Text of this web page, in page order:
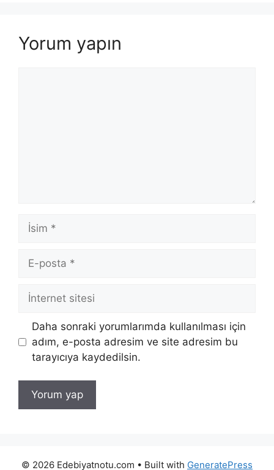
Yorum yapın
İsim
posta
İnternet
sitesi
Daha sonraki yorumlarımda kullanılması için
adım, e-posta adresim ve site adresim bu
tarayıcıya kaydedilsin.
© 2026 Edebiyatnotu.com • Built with GeneratePress